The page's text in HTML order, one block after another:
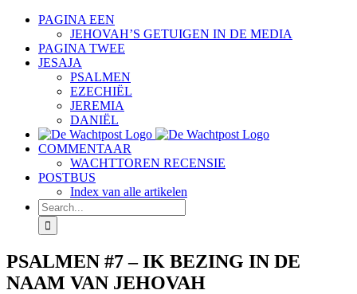
Skip
content
PAGINA EEN
JEHOVAH’S GETUIGEN IN DE MEDIA
PAGINA TWEE
JESAJA
PSALMEN
EZECHIËL
JEREMIA
DANIËL
COMMENTAAR
WACHTTOREN RECENSIE
POSTBUS
Index van alle artikelen
Search
for:
PSALMEN #7 – IK BEZING IN DE
NAAM VAN JEHOVAH